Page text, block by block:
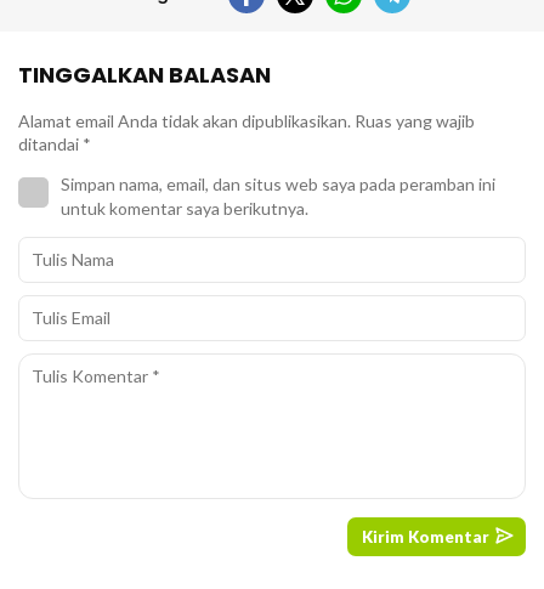
TINGGALKAN BALASAN
Alamat email Anda tidak akan dipublikasikan. Ruas yang wajib
ditandai *
Simpan nama, email, dan situs web saya pada peramban ini
untuk komentar saya berikutnya.